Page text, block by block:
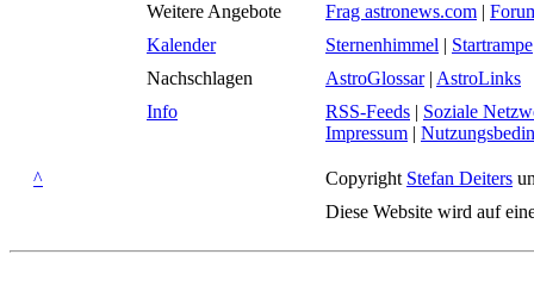
Weitere Angebote
Frag astronews.com |
Kalender
Sternenhimmel | Startrampe
Nachschlagen
AstroGlossar| AstroLinks
Info
RSS-Feeds | Soziale
Impressum |
^ Copyright Stefan Deiters
Diese Website wird auf